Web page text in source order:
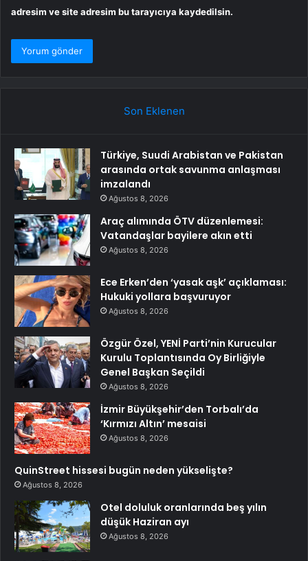
adresim ve site adresim bu tarayıcıya kaydedilsin.
Son Eklenen
Türkiye, Suudi Arabistan ve Pakistan
arasında ortak savunma anlaşması
imzalandı
Ağustos 8, 2026
Araç alımında ÖTV düzenlemesi:
Vatandaşlar bayilere akın etti
Ağustos 8, 2026
Ece Erken’den ‘yasak aşk’ açıklaması:
Hukuki yollara başvuruyor
Ağustos 8, 2026
Özgür Özel, YENİ Parti’nin Kurucular
Kurulu Toplantısında Oy Birliğiyle
Genel Başkan Seçildi
Ağustos 8, 2026
İzmir Büyükşehir’den Torbalı’da
‘Kırmızı Altın’ mesaisi
Ağustos 8, 2026
QuinStreet hissesi bugün neden yükselişte?
Ağustos 8, 2026
Otel doluluk oranlarında beş yılın
düşük Haziran ayı
Ağustos 8, 2026